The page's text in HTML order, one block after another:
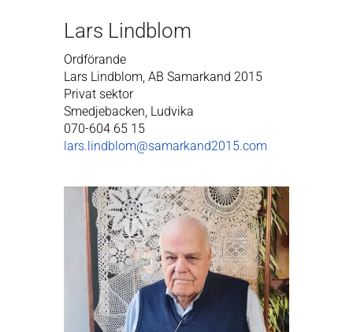
Lars Lindblom
Ordförande
Lars Lindblom, AB Samarkand 2015
Privat sektor
Smedjebacken, Ludvika
070-604 65 15
lars.lindblom@samarkand2015.com